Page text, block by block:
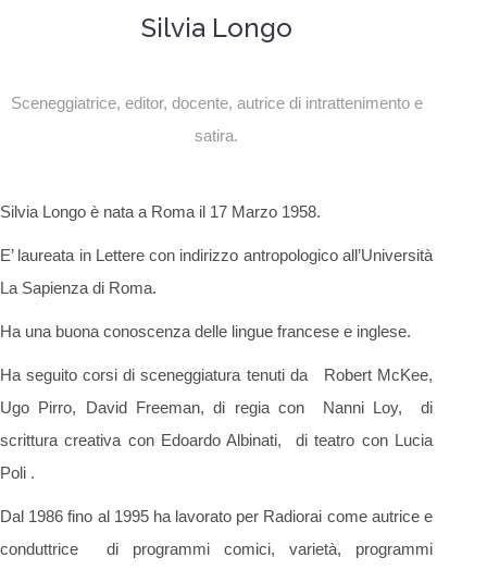
Silvia Longo
Sceneggiatrice, editor, docente, autrice di intrattenimento e
satira.
Silvia Longo è nata a Roma il 17 Marzo 1958.
E’ laureata in Lettere con indirizzo antropologico all’Università
La Sapienza di Roma.
Ha una buona conoscenza delle lingue francese e inglese.
Ha seguito corsi di sceneggiatura tenuti da Robert McKee,
Ugo Pirro, David Freeman, di regia con Nanni Loy, di
scrittura creativa con Edoardo Albinati, di teatro con Lucia
Poli .
Dal 1986 fino al 1995 ha lavorato per Radiorai come autrice e
conduttrice di programmi comici, varietà, programmi